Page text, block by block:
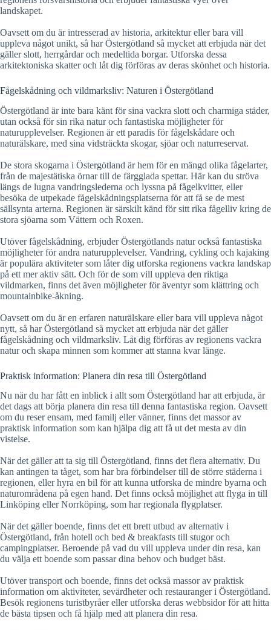
landskapet.
Oavsett om du är intresserad av historia, arkitektur eller bara vill
uppleva något unikt, så har Östergötland så mycket att erbjuda när det
gäller slott, herrgårdar och medeltida borgar. Utforska dessa
arkitektoniska skatter och låt dig förföras av deras skönhet och historia.
Fågelskådning och vildmarksliv: Naturen i Östergötland
Östergötland är inte bara känt för sina vackra slott och charmiga städer,
utan också för sin rika natur och fantastiska möjligheter för
naturupplevelser. Regionen är ett paradis för fågelskådare och
naturälskare, med sina vidsträckta skogar, sjöar och naturreservat.
De stora skogarna i Östergötland är hem för en mängd olika fågelarter,
från de majestätiska örnar till de färgglada spettar. Här kan du ströva
längs de lugna vandringslederna och lyssna på fågelkvitter, eller
besöka de utpekade fågelskådningsplatserna för att få se de mest
sällsynta arterna. Regionen är särskilt känd för sitt rika fågelliv kring de
stora sjöarna som Vättern och Roxen.
Utöver fågelskådning, erbjuder Östergötlands natur också fantastiska
möjligheter för andra naturupplevelser. Vandring, cykling och kajaking
är populära aktiviteter som låter dig utforska regionens vackra landskap
på ett mer aktiv sätt. Och för de som vill uppleva den riktiga
vildmarken, finns det även möjligheter för äventyr som klättring och
mountainbike-åkning.
Oavsett om du är en erfaren naturälskare eller bara vill uppleva något
nytt, så har Östergötland så mycket att erbjuda när det gäller
fågelskådning och vildmarksliv. Låt dig förföras av regionens vackra
natur och skapa minnen som kommer att stanna kvar länge.
Praktisk information: Planera din resa till Östergötland
Nu när du har fått en inblick i allt som Östergötland har att erbjuda, är
det dags att börja planera din resa till denna fantastiska region. Oavsett
om du reser ensam, med familj eller vänner, finns det massor av
praktisk information som kan hjälpa dig att få ut det mesta av din
vistelse.
När det gäller att ta sig till Östergötland, finns det flera alternativ. Du
kan antingen ta tåget, som har bra förbindelser till de större städerna i
regionen, eller hyra en bil för att kunna utforska de mindre byarna och
naturområdena på egen hand. Det finns också möjlighet att flyga in till
Linköping eller Norrköping, som har regionala flygplatser.
När det gäller boende, finns det ett brett utbud av alternativ i
Östergötland, från hotell och bed & breakfasts till stugor och
campingplatser. Beroende på vad du vill uppleva under din resa, kan
du välja ett boende som passar dina behov och budget bäst.
Utöver transport och boende, finns det också massor av praktisk
information om aktiviteter, sevärdheter och restauranger i Östergötland.
Besök regionens turistbyråer eller utforska deras webbsidor för att hitta
de bästa tipsen och få hjälp med att planera din resa.